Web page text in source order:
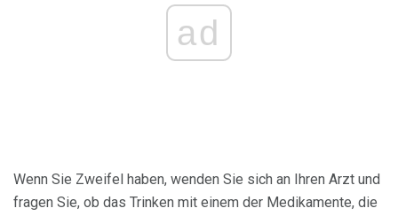
ad
Wenn Sie Zweifel haben, wenden Sie sich an Ihren Arzt und
fragen Sie, ob das Trinken mit einem der Medikamente, die